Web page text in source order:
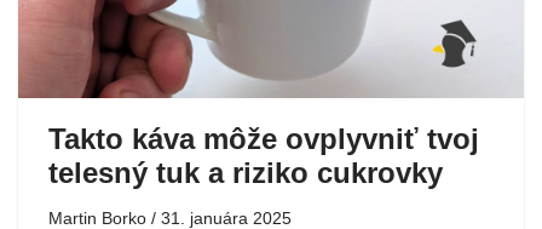
Takto káva môže ovplyvniť tvoj
telesný tuk a riziko cukrovky
Martin Borko 31. januára 2025